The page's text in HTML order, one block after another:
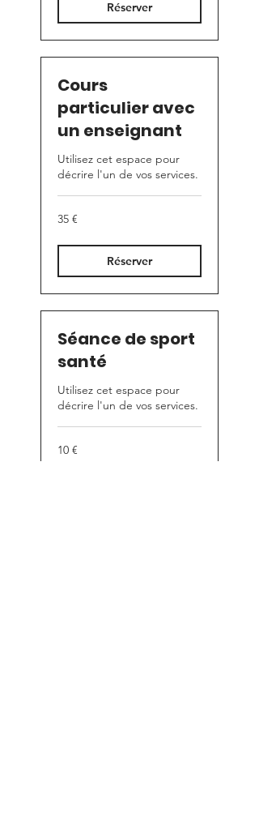
Réserver
Cours
particulier avec
un enseignant
Utilisez cet espace pour
décrire l'un de vos services.
35
euros
35 €
Réserver
Séance de sport
santé
Utilisez cet espace pour
décrire l'un de vos services.
10
euros
10 €